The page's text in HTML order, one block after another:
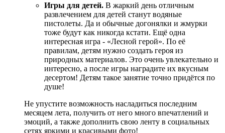
Игры для детей. В жаркий день отличным
развлечением для детей станут водяные
пистолеты. Да и обычные догонялки и жмурки
тоже будут как никогда кстати. Ещё одна
интересная игра - «Лесной герой». По её
правилам, детям нужно создать героя из
природных материалов. Это очень увлекательно и
интересно, а после игры наградите их вкусным
десертом! Детям такое занятие точно придётся по
душе!
Не упустите возможность насладиться последним
месяцем лета, получить от него много впечатлений и
эмоций, а также дополнить свою ленту в социальных
сетях яркими и красивыми фото!